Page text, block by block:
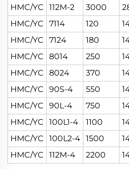
HMC/YC
112M-2 3000
HMC/YC
7114 120
HMC/YC
7124 180
HMC/YC
8014 250
HMC/YC
8024 370
HMC/YC
90S-4 550
HMC/YC
90L-4 750
HMC/YC
100L1-4 1100
HMC/YC
100L2-4 1500
HMC/YC
112M-4 2200